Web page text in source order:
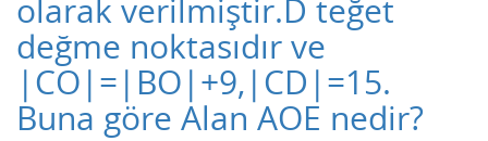
olarak verilmiştir.D teğet
değme noktasıdır ve
|CO|=|BO|+9,|CD|=15.
Buna göre Alan AOE nedir?